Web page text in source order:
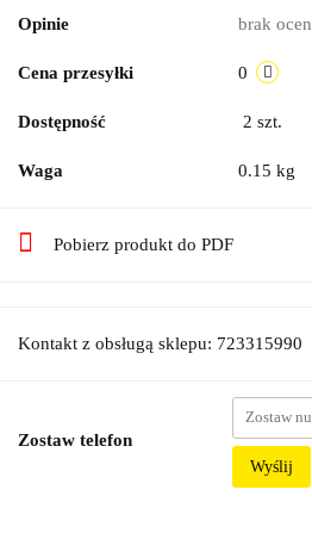
Opinie brak ocen
Cena przesyłki 0
Dostępność 2 szt.
Waga 0.15 kg
Pobierz produkt do PDF
Kontakt z obsługą sklepu: 723315990
Zostaw telefon
Wyślij